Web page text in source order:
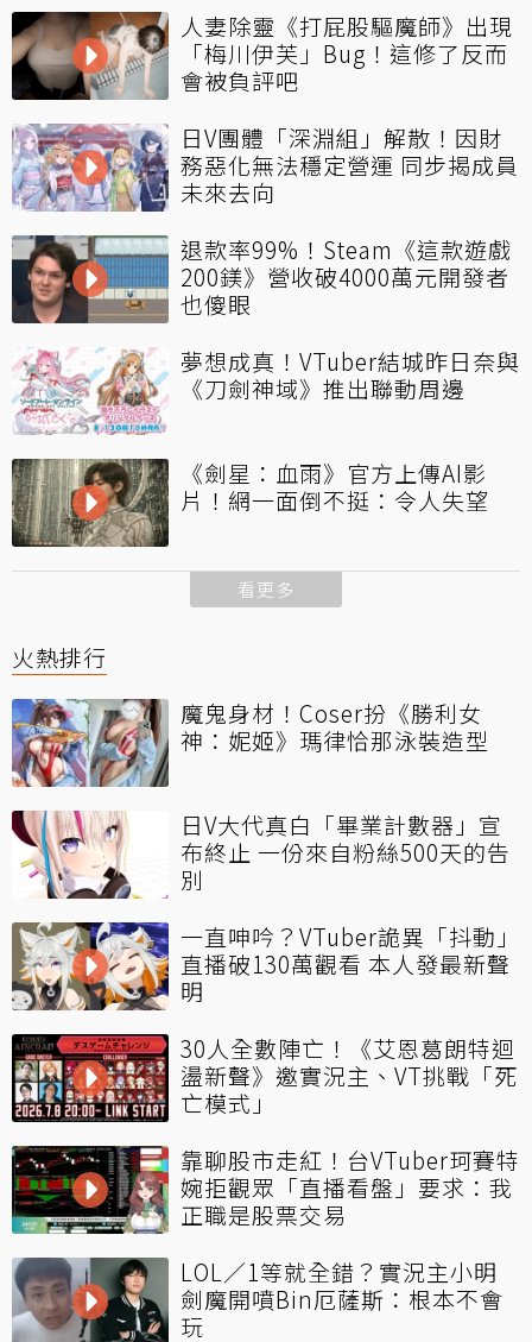
人妻除靈《打屁股驅魔師》出現
「梅川伊芙」Bug！這修了反而
會被負評吧
日V團體「深淵組」解散！因財
務惡化無法穩定營運 同步揭成員
未來去向
退款率99%！Steam《這款遊戲
200鎂》營收破4000萬元開發者
也傻眼
夢想成真！VTuber結城昨日奈與
《刀劍神域》推出聯動周邊
《劍星：血雨》官方上傳AI影
片！網一面倒不挺：令人失望
看更多
火熱排行
魔鬼身材！Coser扮《勝利女
神：妮姬》瑪律恰那泳裝造型
日V大代真白「畢業計數器」宣
布終止 一份來自粉絲500天的告
別
一直呻吟？VTuber詭異「抖動」
直播破130萬觀看 本人發最新聲
明
30人全數陣亡！《艾恩葛朗特迴
盪新聲》邀實況主、VT挑戰「死
亡模式」
靠聊股市走紅！台VTuber珂賽特
婉拒觀眾「直播看盤」要求：我
正職是股票交易
LOL／1等就全錯？實況主小明
劍魔開噴Bin厄薩斯：根本不會
玩